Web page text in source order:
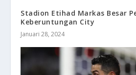
Stadion Etihad Markas Besar
Keberuntungan City
Januari 28, 2024